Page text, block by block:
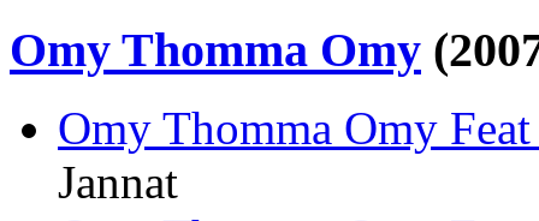
Omy Thomma Omy
Omy Thomma Omy
Jannat